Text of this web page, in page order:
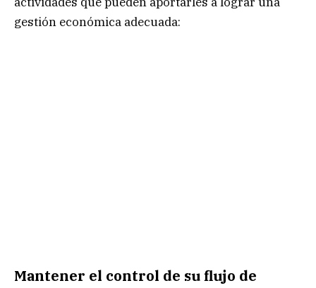
gestión económica adecuada:
Mantener el control de su flujo de